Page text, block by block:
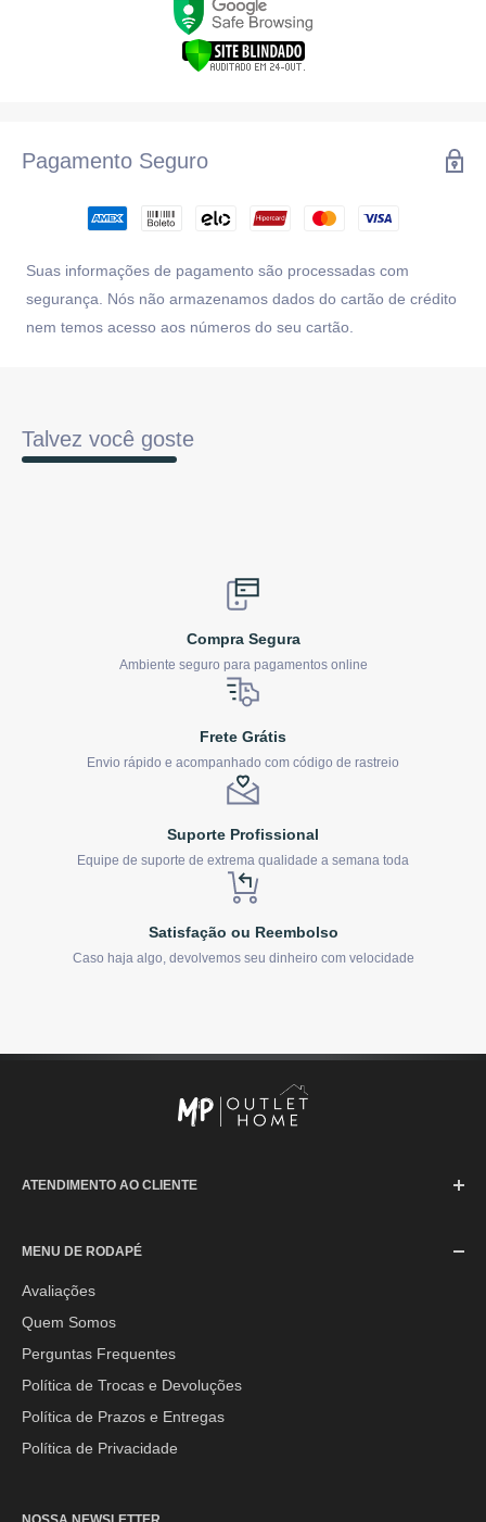
Pagamento Seguro
Suas informações de pagamento são processadas com
segurança. Nós não armazenamos dados do cartão de crédito
nem temos acesso aos números do seu cartão.
Talvez você goste
Compra Segura
Ambiente seguro para pagamentos online
Frete Grátis
Envio rápido e acompanhado com código de rastreio
Suporte Profissional
Equipe de suporte de extrema qualidade a semana toda
Satisfação ou Reembolso
Caso haja algo, devolvemos seu dinheiro com velocidade
ATENDIMENTO AO CLIENTE
Segunda à Sexta-feira: 08h às 17h30min
Sábado: 08h às 12h
WhatsApp:
(44) 9 8856-3798
MENU DE RODAPÉ
Avaliações
Quem Somos
Perguntas Frequentes
Política de Trocas e Devoluções
Política de Prazos e Entregas
Política de Privacidade